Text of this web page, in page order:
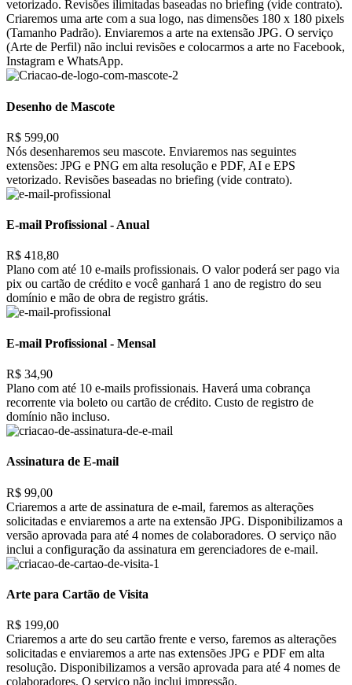
vetorizado. Revisões ilimitadas baseadas no briefing (vide contrato).
Criaremos uma arte com a sua logo, nas dimensões 180 x 180 pixels
(Tamanho Padrão). Enviaremos a arte na extensão JPG. O serviço
(Arte de Perfil) não inclui revisões e colocarmos a arte no Facebook,
Instagram e WhatsApp.
Desenho de Mascote
R$ 599,00
Nós desenharemos seu mascote. Enviaremos nas seguintes
extensões: JPG e PNG em alta resolução e PDF, AI e EPS
vetorizado. Revisões baseadas no briefing (vide contrato).
E-mail Profissional - Anual
R$ 418,80
Plano com até 10 e-mails profissionais. O valor poderá ser pago via
pix ou cartão de crédito e você ganhará 1 ano de registro do seu
domínio e mão de obra de registro grátis.
E-mail Profissional - Mensal
R$ 34,90
Plano com até 10 e-mails profissionais. Haverá uma cobrança
recorrente via boleto ou cartão de crédito. Custo de registro de
domínio não incluso.
Assinatura de E-mail
R$ 99,00
Criaremos a arte de assinatura de e-mail, faremos as alterações
solicitadas e enviaremos a arte na extensão JPG. Disponibilizamos a
versão aprovada para até 4 nomes de colaboradores. O serviço não
inclui a configuração da assinatura em gerenciadores de e-mail.
Arte para Cartão de Visita
R$ 199,00
Criaremos a arte do seu cartão frente e verso, faremos as alterações
solicitadas e enviaremos a arte nas extensões JPG e PDF em alta
resolução. Disponibilizamos a versão aprovada para até 4 nomes de
colaboradores. O serviço não inclui impressão.